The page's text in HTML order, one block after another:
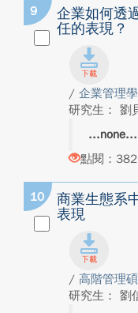
9
企業如何透
任的表現？
/ 企業管理
研究生： 劉
none
點閱：382
10
商業生態系
表現
/ 高階管理
研究生： 劉